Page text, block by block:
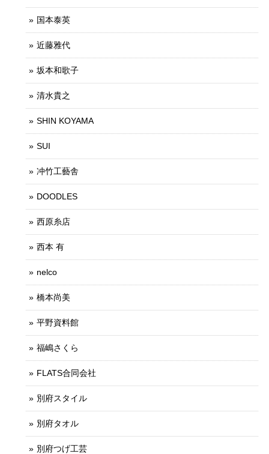
国本泰英
近藤雅代
坂本和歌子
清水貴之
SHIN KOYAMA
SUI
冲竹工藝舎
DOODLES
西原糸店
西本 有
nelco
橋本尚美
平野資料館
福嶋さくら
FLATS合同会社
別府スタイル
別府タオル
別府つげ工芸